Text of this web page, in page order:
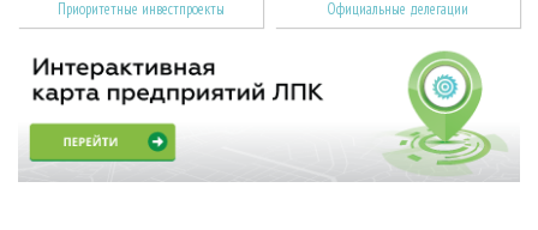
Приоритетные инвестпроекты Официальные делегации